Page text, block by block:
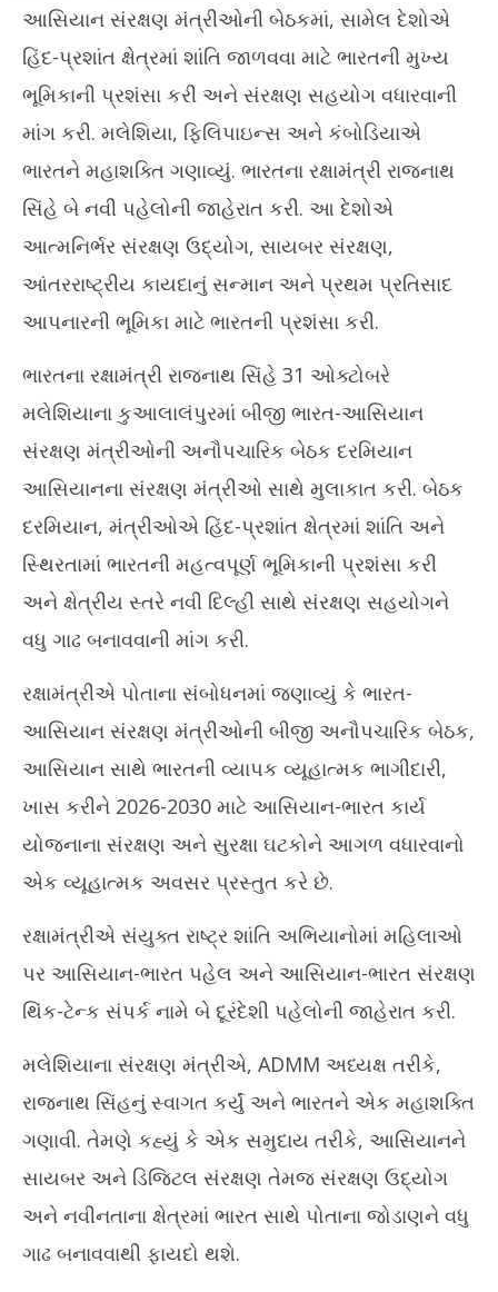
NOW VIEWING
આસિયાન: મલેશિયા, ફિલિપાઇન્સ અને કંબોડિયાએ ભારતને મહાશક્તિ
ગણાવ્યું
November
2, 2025
આસિયાન સંરક્ષણ મંત્રીઓની બેઠકમાં, સામેલ દેશોએ
હિંદ-પ્રશાંત ક્ષેત્રમાં શાંતિ જાળવવા માટે ભારતની મુખ્ય
ભૂમિકાની પ્રશંસા કરી અને સંરક્ષણ સહયોગ વધારવાની
માંગ કરી. મલેશિયા, ફિલિપાઇન્સ અને કંબોડિયાએ
ભારતને મહાશક્તિ ગણાવ્યું. ભારતના રક્ષામંત્રી રાજનાથ
સિંહે બે નવી પહેલોની જાહેરાત કરી. આ દેશોએ
આત્મનિર્ભર સંરક્ષણ ઉદ્યોગ, સાયબર સંરક્ષણ,
આંતરરાષ્ટ્રીય કાયદાનું સન્માન અને પ્રથમ પ્રતિસાદ
આપનારની ભૂમિકા માટે ભારતની પ્રશંસા કરી.
ભારતના રક્ષામંત્રી રાજનાથ સિંહે 31 ઓક્ટોબરે
મલેશિયાના કુઆલાલંપુરમાં બીજી ભારત-આસિયાન
સંરક્ષણ મંત્રીઓની અનૌપચારિક બેઠક દરમિયાન
આસિયાનના સંરક્ષણ મંત્રીઓ સાથે મુલાકાત કરી. બેઠક
દરમિયાન, મંત્રીઓએ હિંદ-પ્રશાંત ક્ષેત્રમાં શાંતિ અને
સ્થિરતામાં ભારતની મહત્વપૂર્ણ ભૂમિકાની પ્રશંસા કરી
અને ક્ષેત્રીય સ્તરે નવી દિલ્હી સાથે સંરક્ષણ સહયોગને
વધુ ગાઢ બનાવવાની માંગ કરી.
રક્ષામંત્રીએ પોતાના સંબોધનમાં જણાવ્યું કે ભારત-
આસિયાન સંરક્ષણ મંત્રીઓની બીજી અનૌપચારિક બેઠક,
આસિયાન સાથે ભારતની વ્યાપક વ્યૂહાત્મક ભાગીદારી,
ખાસ કરીને 2026-2030 માટે આસિયાન-ભારત કાર્ય
યોજનાના સંરક્ષણ અને સુરક્ષા ઘટકોને આગળ વધારવાનો
એક વ્યૂહાત્મક અવસર પ્રસ્તુત કરે છે.
રક્ષામંત્રીએ સંયુક્ત રાષ્ટ્ર શાંતિ અભિયાનોમાં મહિલાઓ
પર આસિયાન-ભારત પહેલ અને આસિયાન-ભારત સંરક્ષણ
થિંક-ટેન્ક સંપર્ક નામે બે દૂરંદેશી પહેલોની જાહેરાત કરી.
મલેશિયાના સંરક્ષણ મંત્રીએ, ADMM અધ્યક્ષ તરીકે,
રાજનાથ સિંહનું સ્વાગત કર્યું અને ભારતને એક મહાશક્તિ
ગણાવી. તેમણે કહ્યું કે એક સમુદાય તરીકે, આસિયાનને
સાયબર અને ડિજિટલ સંરક્ષણ તેમજ સંરક્ષણ ઉદ્યોગ
અને નવીનતાના ક્ષેત્રમાં ભારત સાથે પોતાના જોડાણને વધુ
ગાઢ બનાવવાથી ફાયદો થશે.